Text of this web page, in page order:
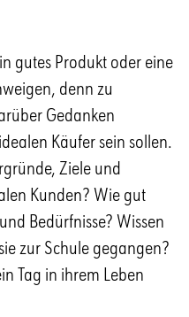
gutes Produkt oder eine
denn zu
Gedanken
Käufer sein sollen.
Ziele und
Kunden? Wie gut
Bedürfnisse? Wissen
zur Schule gegangen?
Tag in ihrem Leben